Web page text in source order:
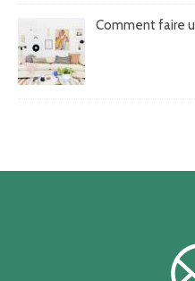
Comment faire